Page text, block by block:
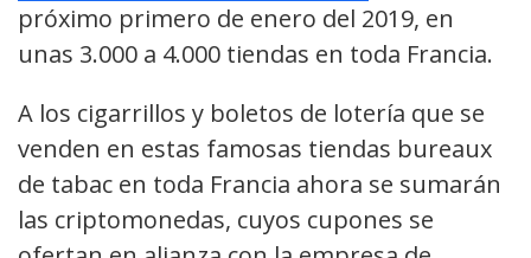
próximo primero de enero del 2019, en
unas 3.000 a 4.000 tiendas en toda Francia.
A los cigarrillos y boletos de lotería que se
venden en estas famosas tiendas bureaux
de tabac en toda Francia ahora se sumarán
las criptomonedas, cuyos cupones se